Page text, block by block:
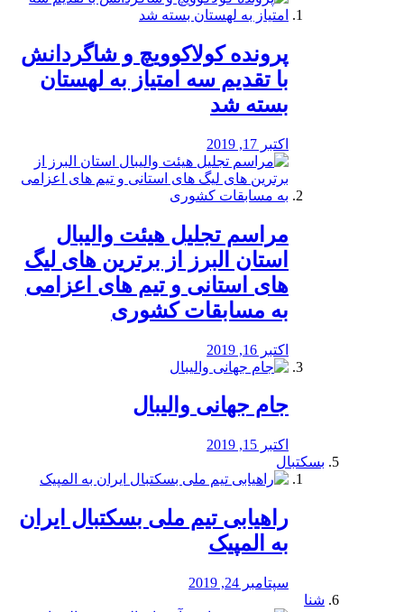
پرونده کولاکوویچ و شاگردانش
با تقدیم سه امتیاز به لهستان
بسته شد
اکتبر 17, 2019
مراسم تجلیل هیئت والیبال
استان البرز از برترین های لیگ
های استانی و تیم های اعزامی
به مسابقات کشوری
اکتبر 16, 2019
جام جهانی والیبال
اکتبر 15, 2019
بسکتبال
راهیابی تیم ملی بسکتبال ایران
به المپیک
سپتامبر 24, 2019
شنا